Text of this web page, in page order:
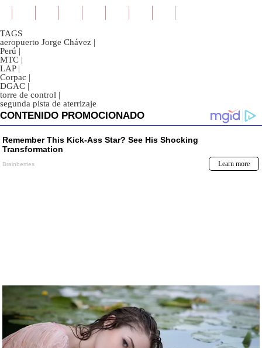
TAGS
aeropuerto Jorge Chávez |
Perú |
MTC |
LAP |
Corpac |
DGAC |
torre de control |
segunda pista de aterrizaje